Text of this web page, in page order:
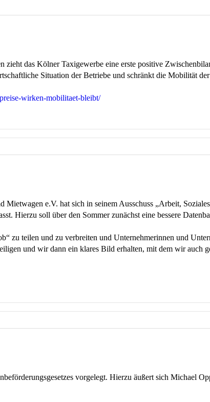
das Kölner Taxigewerbe eine erste positive
Situation der Betriebe und schränkt die Mobilität
wirken-mobilitaet-bleibt/
e.V. hat sich in seinem Ausschuss „Arbeit,
Hierzu soll über den Sommer zunächst eine bessere
zu teilen und zu verbreiten und Unternehmerinnen und
und wir dann ein klares Bild erhalten, mit dem wir auch
vorgelegt. Hierzu äußert sich Michael